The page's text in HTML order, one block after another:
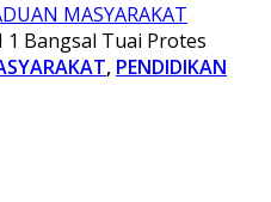
MASYARAKAT
1 Bangsal Tuai Protes
, PENDIDIKAN